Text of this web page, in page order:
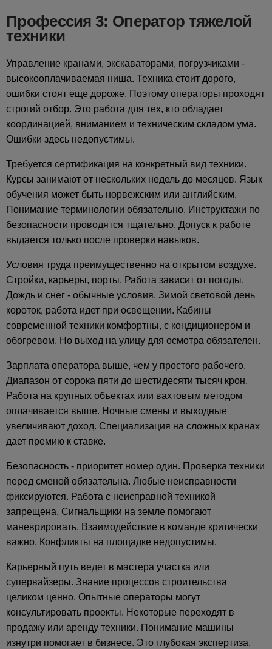
Профессия 3: Оператор тяжелой
техники
Управление кранами, экскаваторами, погрузчиками -
высокооплачиваемая ниша. Техника стоит дорого,
ошибки стоят еще дороже. Поэтому операторы проходят
строгий отбор. Это работа для тех, кто обладает
координацией, вниманием и техническим складом ума.
Ошибки здесь недопустимы.
Требуется сертификация на конкретный вид техники.
Курсы занимают от нескольких недель до месяцев. Язык
обучения может быть норвежским или английским.
Понимание терминологии обязательно. Инструктажи по
безопасности проводятся тщательно. Допуск к работе
выдается только после проверки навыков.
Условия труда преимущественно на открытом воздухе.
Стройки, карьеры, порты. Работа зависит от погоды.
Дождь и снег - обычные условия. Зимой световой день
короток, работа идет при освещении. Кабины
современной техники комфортны, с кондиционером и
обогревом. Но выход на улицу для осмотра обязателен.
Зарплата оператора выше, чем у простого рабочего.
Диапазон от сорока пяти до шестидесяти тысяч крон.
Работа на крупных объектах или вахтовым методом
оплачивается выше. Ночные смены и выходные
увеличивают доход. Специализация на сложных кранах
дает премию к ставке.
Безопасность - приоритет номер один. Проверка техники
перед сменой обязательна. Любые неисправности
фиксируются. Работа с неисправной техникой
запрещена. Сигнальщики на земле помогают
маневрировать. Взаимодействие в команде критически
важно. Конфликты на площадке недопустимы.
Карьерный путь ведет в мастера участка или
супервайзеры. Знание процессов строительства
целиком ценно. Опытные операторы могут
консультировать проекты. Некоторые переходят в
продажу или аренду техники. Понимание машины
изнутри помогает в бизнесе. Это глубокая экспертиза.